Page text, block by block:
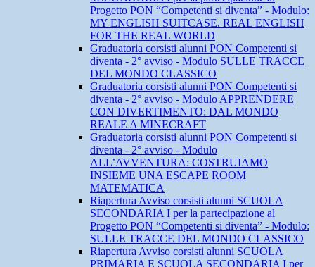
Progetto PON “Competenti si diventa” - Modulo:
MY ENGLISH SUITCASE. REAL ENGLISH
FOR THE REAL WORLD
Graduatoria corsisti alunni PON Competenti si
diventa - 2° avviso - Modulo SULLE TRACCE
DEL MONDO CLASSICO
Graduatoria corsisti alunni PON Competenti si
diventa - 2° avviso - Modulo APPRENDERE
CON DIVERTIMENTO: DAL MONDO
REALE A MINECRAFT
Graduatoria corsisti alunni PON Competenti si
diventa - 2° avviso - Modulo
ALL’AVVENTURA: COSTRUIAMO
INSIEME UNA ESCAPE ROOM
MATEMATICA
Riapertura Avviso corsisti alunni SCUOLA
SECONDARIA I per la partecipazione al
Progetto PON “Competenti si diventa” - Modulo:
SULLE TRACCE DEL MONDO CLASSICO
Riapertura Avviso corsisti alunni SCUOLA
PRIMARIA E SCUOLA SECONDARIA I per